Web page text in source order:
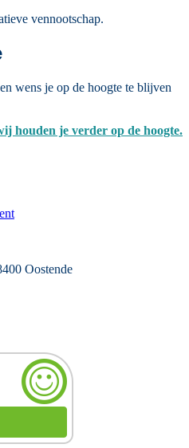
vennootschap.
wens je op de hoogte te blijven
houden je verder op de hoogte.
Oostende